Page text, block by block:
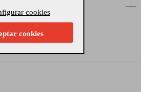
cookies
cookies